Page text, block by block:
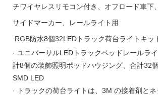
チワイヤレスリモコン付き、オフロード車下
サイドマーカー、レールライト用
RGB防水8個32LEDトラック荷台ライトキッ
· ユニバーサルLEDトラックベッドレールラ
計8個の装飾照明ポッドハウジング、合計32
SMD LED
· トラックの荷台ライトは、3M の接着剤と